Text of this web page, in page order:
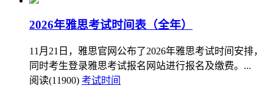
2026年雅思考试时间表（全年）
11月21日，雅思官网公布了2026年雅思考试时间安排，
同时考生登录雅思考试报名网站进行报名及缴费。...
阅读(11900) 考试时间